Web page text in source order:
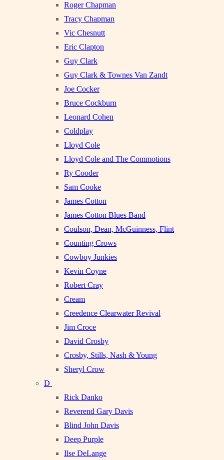
Roger Chapman
Tracy Chapman
Vic Chesnutt
Eric Clapton
Guy Clark
Guy Clark & Townes Van Zandt
Joe Cocker
Bruce Cockburn
Leonard Cohen
Coldplay
Lloyd Cole
Lloyd Cole and The Commotions
Ry Cooder
Sam Cooke
James Cotton
James Cotton Blues Band
Coulson, Dean, McGuinness, Flint
Counting Crows
Cowboy Junkies
Kevin Coyne
Robert Cray
Cream
Creedence Clearwater Revival
Jim Croce
David Crosby
Crosby, Stills, Nash & Young
Sheryl Crow
D
Rick Danko
Reverend Gary Davis
Blind John Davis
Deep Purple
Ilse DeLange